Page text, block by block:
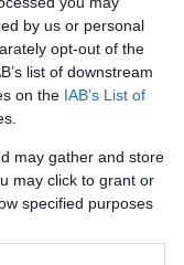
by us or personal
opt-out of the
list of downstream
on the IAB’s List of
may gather and store
may click to grant or
specified purposes